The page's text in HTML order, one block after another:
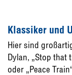
Klassiker und
Hier sind
Dylan, „Stop that
oder „Peace